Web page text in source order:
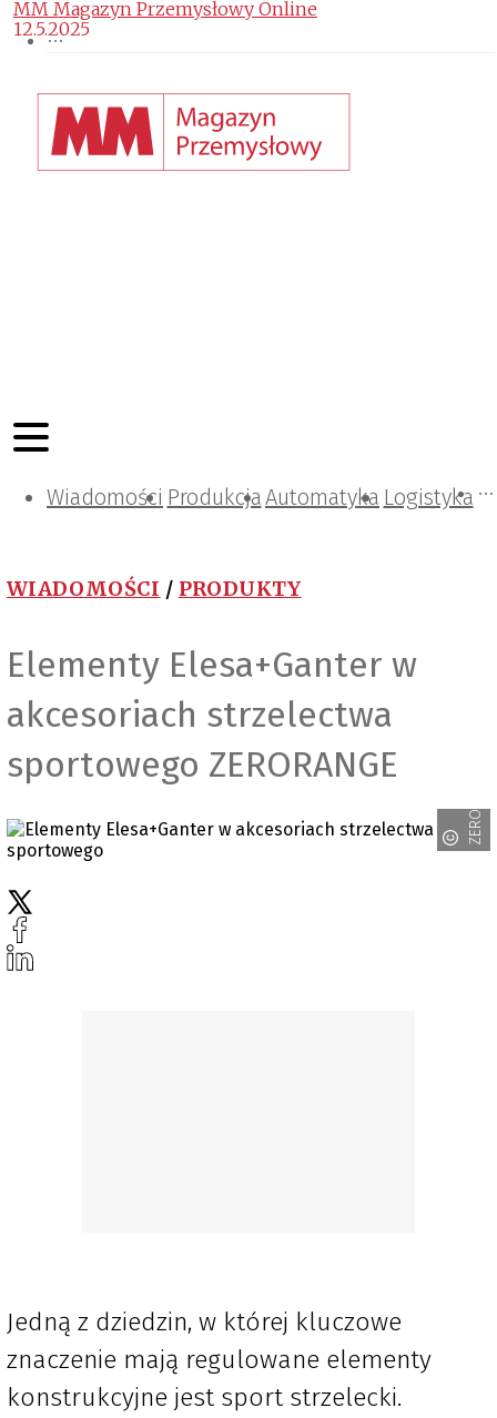
Wiadomości ProdukcjaAutomatyka Logistyka
Projektowanie i konstrukcje
Zarządzanie i IT
Tematy specjalne
WIADOMOŚCI / PRODUKTY
Elementy Elesa+Ganter w
akcesoriach strzelectwa
sportowego ZERORANGE
ZERORANGE
MM Magazyn Przemysłowy Online
12.5.2025
Jedną z dziedzin, w której kluczowe
znaczenie mają regulowane elementy
konstrukcyjne jest sport strzelecki.